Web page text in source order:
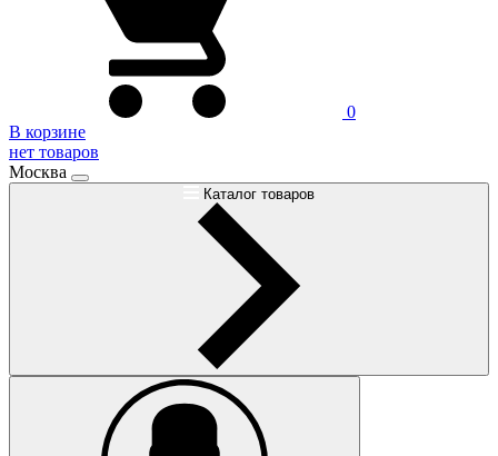
0
В корзине
нет товаров
Москва
Каталог товаров